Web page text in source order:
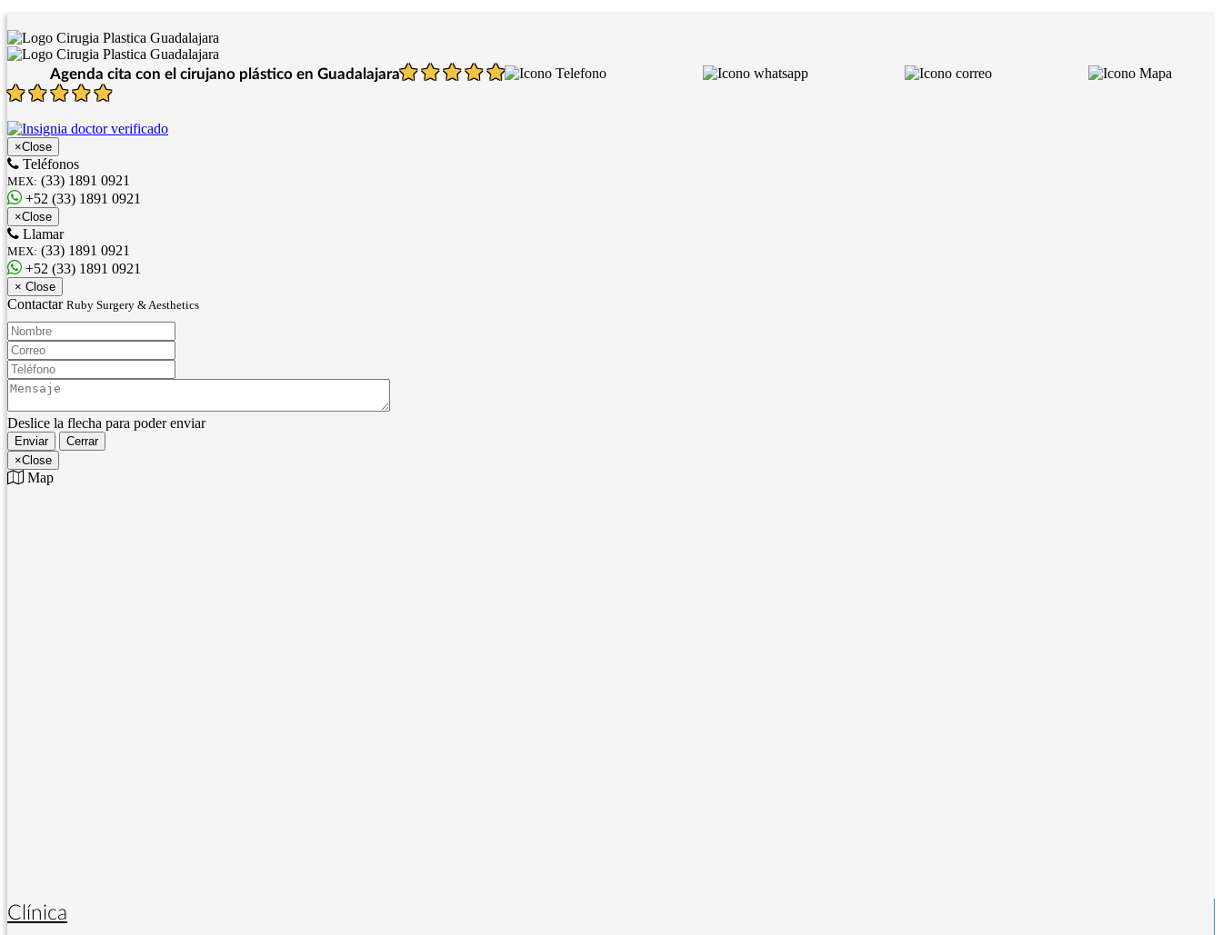
Agenda cita con el cirujano plástico en Guadalajara
×Close
Teléfonos
MEX: (33) 1891 0921
+52 (33) 1891 0921
×Close
Llamar
MEX: (33) 1891 0921
+52 (33) 1891 0921
× Close
Contactar Ruby Surgery & Aesthetics
Nombre:
Correo:
Teléfono:
Mensaje:
Deslice la flecha para poder enviar
Enviar
Cerrar
×Close
Map
Clínica